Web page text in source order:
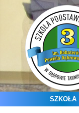
SZKOŁA